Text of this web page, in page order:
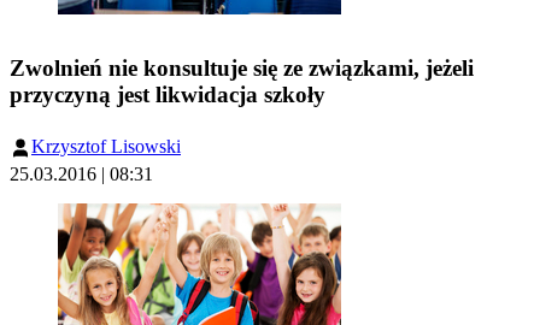
Zwolnień nie konsultuje się ze związkami, jeżeli
przyczyną jest likwidacja szkoły
Krzysztof Lisowski
25.03.2016 | 08:31